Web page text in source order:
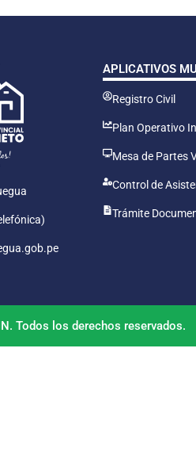
APLICATIVOS
Registro Civil
Plan Operativo
Mesa de Partes
Control de
Trámite
Todos los derechos reservados.